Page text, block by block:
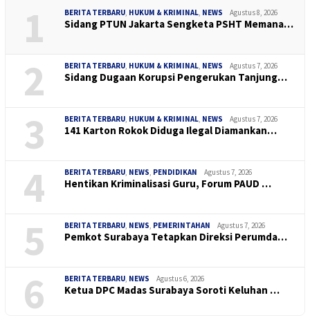
1 BERITA TERBARU HUKUM & KRIMINAL NEWS Agustus 8, 2026
Sidang PTUN Jakarta Sengketa PSHT Memana…
2 BERITA TERBARU HUKUM & KRIMINAL NEWS Agustus 7, 2026
Sidang Dugaan Korupsi Pengerukan Tanjung…
3 BERITA TERBARU HUKUM & KRIMINAL NEWS Agustus 7, 2026
141 Karton Rokok Diduga Ilegal Diamankan…
4 BERITA TERBARU NEWS PENDIDIKAN Agustus 7, 2026
Hentikan Kriminalisasi Guru, Forum PAUD …
5 BERITA TERBARU NEWS PEMERINTAHAN Agustus 7, 2026
Pemkot Surabaya Tetapkan Direksi Perumda…
6 BERITA TERBARU NEWS Agustus 6, 2026
Ketua DPC Madas Surabaya Soroti Keluhan …